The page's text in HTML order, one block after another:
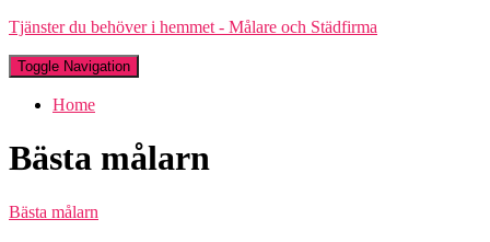
Tjänster du behöver i hemmet - Målare och Städfirma
Toggle Navigation
Home
Bästa målarn
Bästa målarn